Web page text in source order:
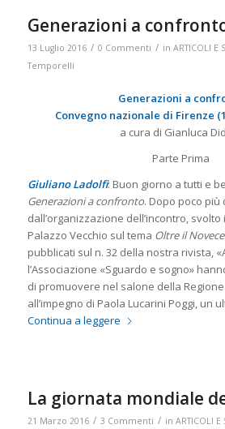
Generazioni a
13 Luglio 2016 / 0 Commenti / in ARTICOLI E
Temporelli
Generazioni a
Convegno nazionale di Firenze
a cura di Gianluca
Parte Prima
Giuliano Ladolfi: Buon giorno a tutti e
Generazioni a confronto. Dopo poco più
dall’organizzazione dell’incontro, svolto
Palazzo Vecchio sul tema Oltre il
pubblicati sul n. 32 della nostra rivista,
l’Associazione «Sguardo e sogno»
di promuovere nel salone della
all’impegno di Paola Lucarini Poggi, un
Continua a leggere
La giornata mondiale
21 Marzo 2016 / 3 Commenti / in ARTICOLI E